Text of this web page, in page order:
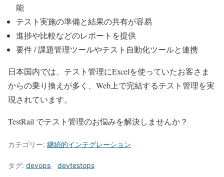
能
テスト実施の準備と結果の共有が容易
進捗や比較などのレポートを提供
要件 / 課題管理ツールやテスト自動化ツールと連携
日本国内では、テスト管理にExcelを使っていたお客さま
からの乗り換えが多く、Web上で完結するテスト管理を実
現されています。
TestRail でテスト管理のお悩みを解決しませんか？
カテゴリー: 継続的インテグレーション
タグ: devops devtestops